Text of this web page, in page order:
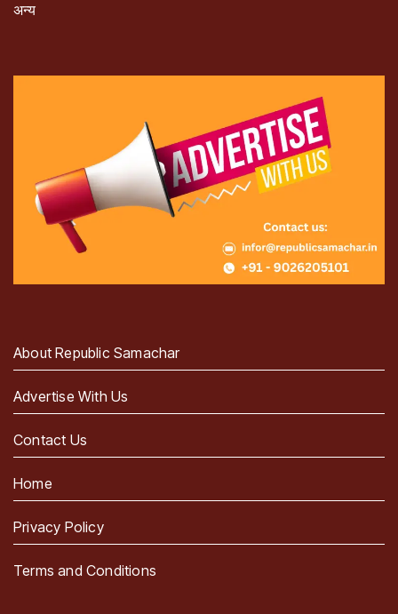
अन्य
About Republic Samachar
Advertise With Us
Contact Us
Home
Privacy Policy
Terms and Conditions